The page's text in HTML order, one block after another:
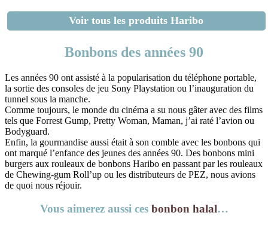
Voir tous les produits Haribo
Bonbons des années 90
Les années 90 ont assisté à la popularisation du téléphone portable,
la sortie des consoles de jeu Sony Playstation ou l’inauguration du
tunnel sous la manche.
Comme toujours, le monde du cinéma a su nous gâter avec des films
tels que Forrest Gump, Pretty Woman, Maman, j’ai raté l’avion ou
Bodyguard.
Enfin, la gourmandise aussi était à son comble avec les bonbons qui
ont marqué l’enfance des jeunes des années 90. Des bonbons mini
burgers aux rouleaux de bonbons Haribo en passant par les rouleaux
de Chewing-gum Roll’up ou les distributeurs de PEZ, nous avions
de quoi nous réjouir.
Vous aimerez aussi ces bonbon halal…